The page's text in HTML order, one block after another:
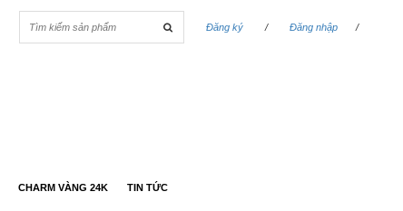
Đăng ký
/ Đăng nhập /
CHARM VÀNG 24K TIN TỨC